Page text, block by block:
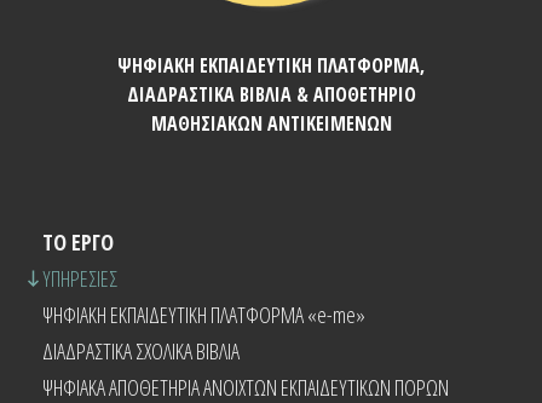
ΨΗΦΙΑΚΗ ΕΚΠΑΙΔΕΥΤΙΚΗ ΠΛΑΤΦΟΡΜΑ,
ΔΙΑΔΡΑΣΤΙΚΑ ΒΙΒΛΙΑ & ΑΠΟΘΕΤΗΡΙΟ
ΜΑΘΗΣΙΑΚΩΝ ΑΝΤΙΚΕΙΜΕΝΩΝ
ΤΟ ΕΡΓΟ
ΥΠΗΡΕΣΙΕΣ
ΨΗΦΙΑΚΗ ΕΚΠΑΙΔΕΥΤΙΚΗ ΠΛΑΤΦΟΡΜΑ «e-me»
ΔΙΑΔΡΑΣΤΙΚΑ ΣΧΟΛΙΚΑ ΒΙΒΛΙΑ
ΨΗΦΙΑΚΑ ΑΠΟΘΕΤΗΡΙΑ ΑΝΟΙΧΤΩΝ ΕΚΠΑΙΔΕΥΤΙΚΩΝ ΠΟΡΩΝ